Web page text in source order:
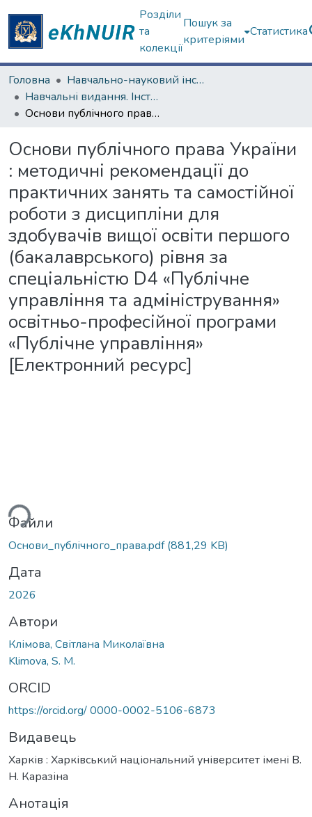
Розділи
та
колекції
Пошук за
критеріями
Статистика
Головна
Навчально-науковий інститут "Інститут державного управління"
Навчальні видання. Інститут державного управління
Основи публічного права України : методичні рекомендації до практичних занять та самостійної роботи з дисципліни для здобувачів вищої освіти першого (бакалаврського) рівня за спеціальністю D4 «Публічне управління та адміністрування» освітньо-професійної програми «Публічне управління» [Електронний ресурс]
Основи публічного права України
: методичні рекомендації до
практичних занять та самостійної
роботи з дисципліни для
здобувачів вищої освіти першого
(бакалаврського) рівня за
спеціальністю D4 «Публічне
управління та адміністрування»
освітньо-професійної програми
«Публічне управління»
[Електронний ресурс]
Файли
Основи_публічного_права.pdf(881,29 KB)
Дата
2026
Автори
Клімова, Світлана Миколаївна
Klimova, S. M.
ORCID
https://orcid.org/ 0000-0002-5106-6873
Видавець
Харків : Харківський національний університет імені В.
Н. Каразіна
Анотація